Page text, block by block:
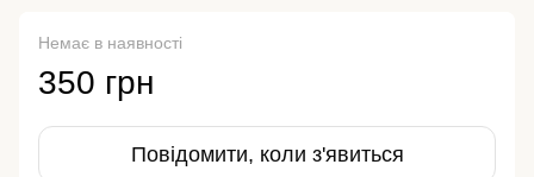
Немає в наявності
350 грн
Повідомити, коли з'явиться